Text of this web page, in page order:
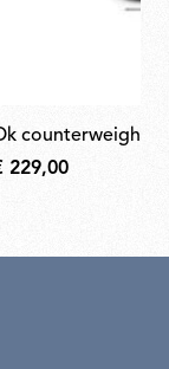
ok counterweight
229,00